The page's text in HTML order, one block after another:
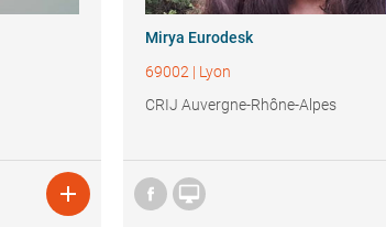

Mirya Eurodesk
69002 | Lyon
CRIJ Auvergne-Rhône-Alpes
